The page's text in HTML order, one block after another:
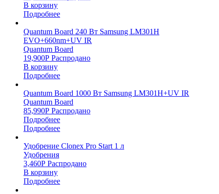
В корзину
Подробнее
Quantum Board 240 Вт Samsung LM301H
EVO+660nm+UV IR
Quantum Board
19,900Р Распродано
В корзину
Подробнее
Quantum Board 1000 Вт Samsung LM301H+UV IR
Quantum Board
85,990Р Распродано
Подробнее
Подробнее
Удобрение Clonex Pro Start 1 л
Удобрения
3,460Р Распродано
В корзину
Подробнее